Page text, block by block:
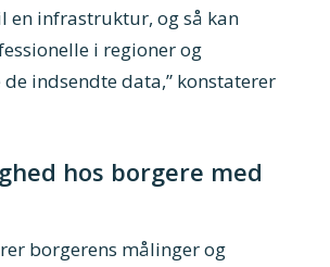
en infrastruktur, og så kan
i regioner og
indsendte data,” konstaterer
hos borgere med
borgerens målinger og